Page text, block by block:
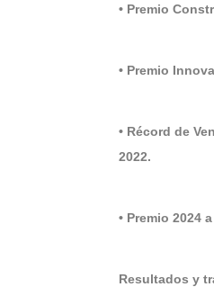
• Premio
• Premio
• Récord de
2022.
• Premio 2024
Resultados y